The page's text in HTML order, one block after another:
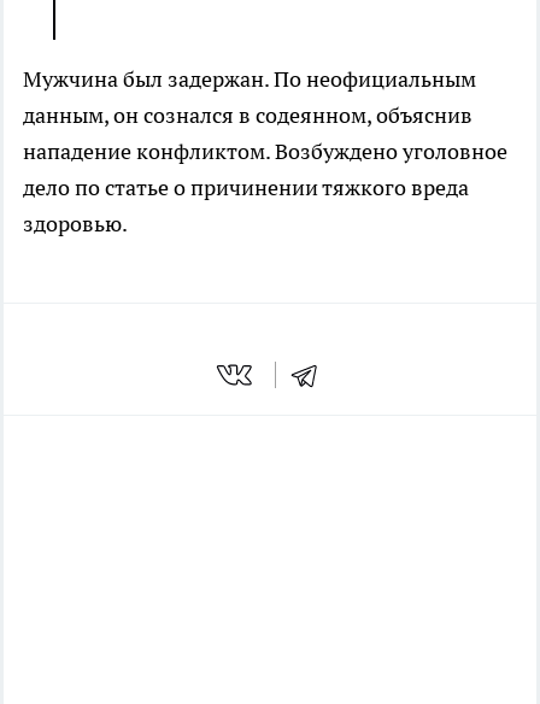
Мужчина был задержан. По неофициальным
данным, он сознался в содеянном, объяснив
нападение конфликтом. Возбуждено уголовное
дело по статье о причинении тяжкого вреда
здоровью.